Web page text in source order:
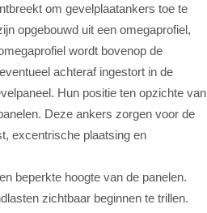
om gevelplaatankers toe te
opgebouwd uit een omegaprofiel,
wordt bovenop de
achteraf ingestort in de
Hun positie ten opzichte van
Deze ankers zorgen voor de
excentrische plaatsing en
beperkte hoogte van de panelen.
zichtbaar beginnen te trillen.